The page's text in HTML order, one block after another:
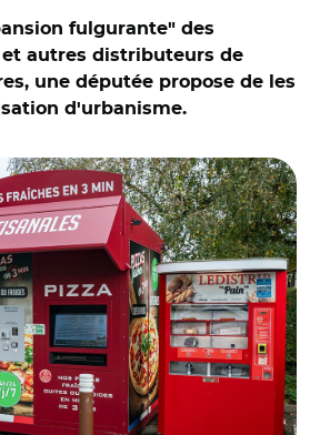
fulgurante" des
et autres distributeurs de
une députée propose de les
d'urbanisme.